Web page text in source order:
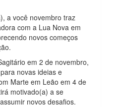
a você novembro traz
com a Lua Nova em
novos começos
em 2 de novembro,
novas ideias e
Marte em Leão em 4 de
motivado(a) a se
novos desafios.